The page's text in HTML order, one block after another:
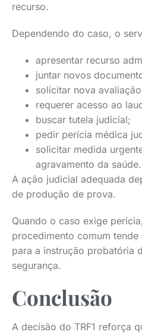
recurso.
Dependendo do caso, o
apresentar recurso
juntar novos
solicitar nova
requerer acesso ao
buscar tutela judicial;
pedir perícia médica
solicitar medida
agravamento da saúde.
A ação judicial adequada
de produção de prova.
Quando o caso exige
procedimento comum
para a instrução probatória
segurança.
Conclusão
A decisão do TRF1 reforça